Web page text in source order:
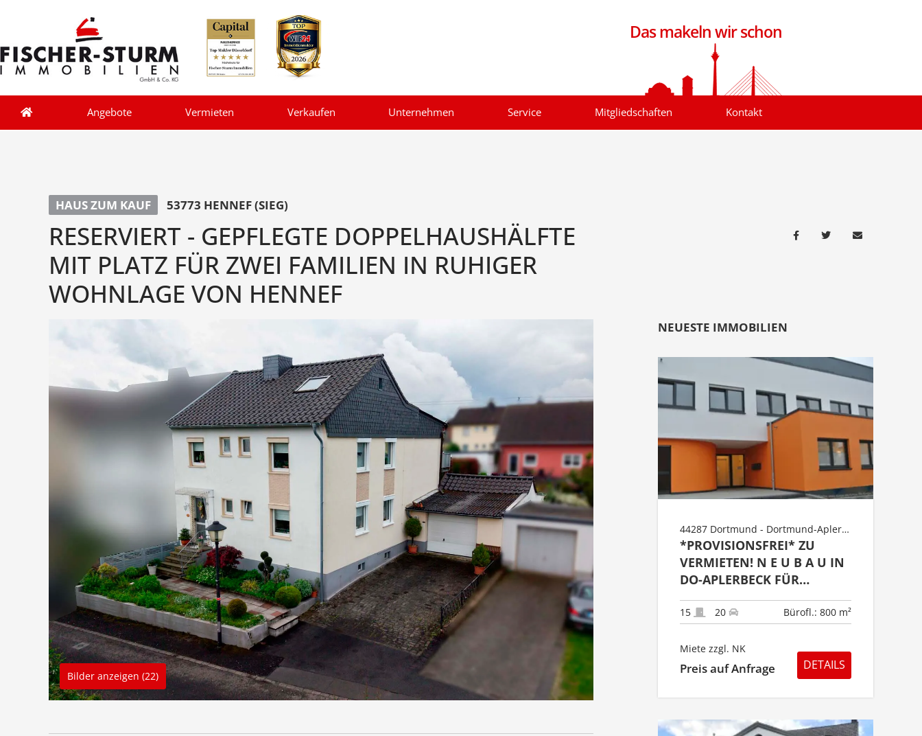
Das makeln wir schon
Angebote Vermieten Verkaufen Unternehmen Service Mitgliedschaften Kontakt
HAUS ZUM KAUF 53773 HENNEF (SIEG)
RESERVIERT - GEPFLEGTE DOPPELHAUSHÄLFTE
MIT PLATZ FÜR ZWEI FAMILIEN IN RUHIGER
WOHNLAGE VON HENNEF
Bilder anzeigen (22)
NEUESTE IMMOBILIEN
44287 Dortmund - Dortmund-Aplerbeck
*PROVISIONSFREI* ZU
VERMIETEN! N E U B A U IN
DO-APLERBECK FÜR
PFLEGEDIENSTE GEEIGNET.
15 20 Bürofl.: 800 m²
Miete zzgl. NK
Preis auf Anfrage DETAILS